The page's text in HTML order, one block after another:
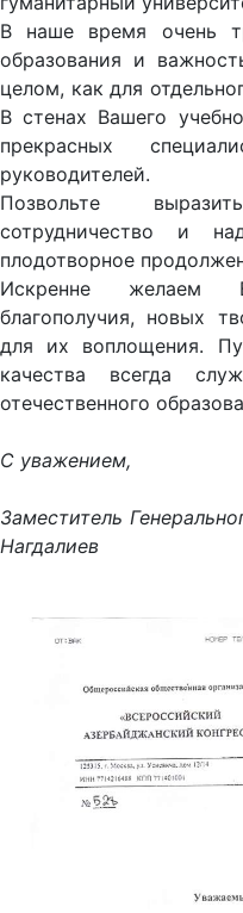
В наше время очень
образования и
целом, как для
В стенах Вашего
прекрасных
руководителей.
Позвольте
сотрудничество и
плодотворное
Искренне желаем
благополучия, новых
для их воплощения.
качества всегда
отечественного
С уважением,
Заместитель
Нагдалиев